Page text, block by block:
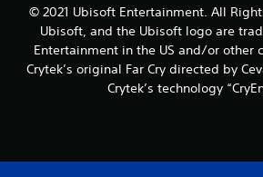
e
z
n
e
© 2021 Ubisoft Entertainment. All
Ubisoft, and the Ubisoft logo are
Entertainment in the US and/or other
Crytek’s original Far Cry directed by
Crytek’s technology